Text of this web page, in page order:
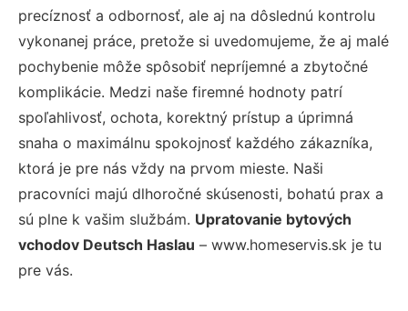
precíznosť a odbornosť, ale aj na dôslednú kontrolu
vykonanej práce, pretože si uvedomujeme, že aj malé
pochybenie môže spôsobiť nepríjemné a zbytočné
komplikácie. Medzi naše firemné hodnoty patrí
spoľahlivosť, ochota, korektný prístup a úprimná
snaha o maximálnu spokojnosť každého zákazníka,
ktorá je pre nás vždy na prvom mieste. Naši
pracovníci majú dlhoročné skúsenosti, bohatú prax a
sú plne k vašim službám. Upratovanie bytových
vchodov Deutsch Haslau – www.homeservis.sk je tu
pre vás.